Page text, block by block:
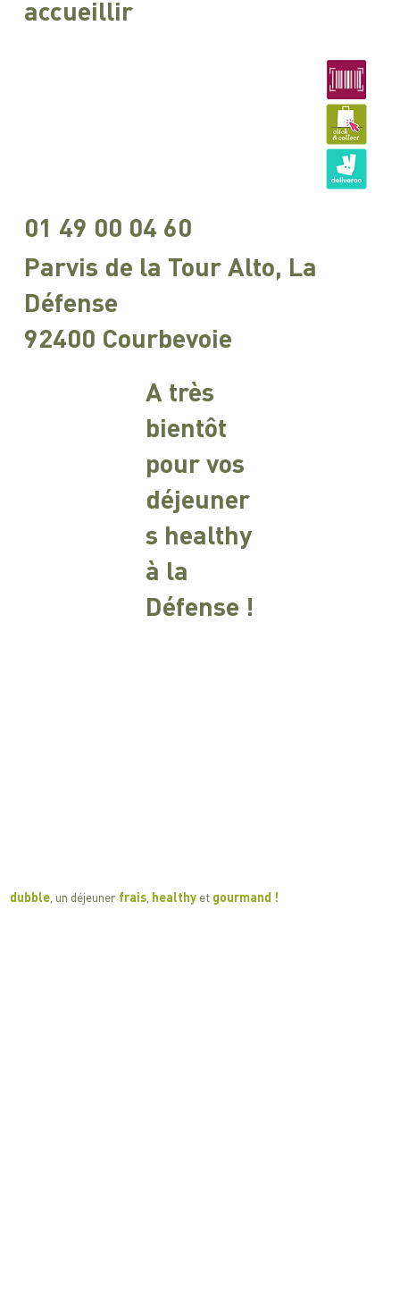
​​dubble , un déjeuner frais healthy et gourmand !
accueillir
Parvis de la Tour Alto, La
Défense
92400 Courbevoie
01 49 00 04 60
A très
bientôt
pour vos
déjeuner
s healthy
à la
Défense !